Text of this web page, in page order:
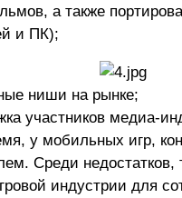
а также
и ПК);
ниши на рынке;
участников медиа-
у мобильных игр,
Среди недостатков,
индустрии для